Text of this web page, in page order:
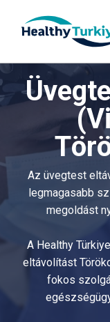
p
o
n
Az üvegtest
legmagasabb
megoldást
A Healthy
eltávolítást
fokos